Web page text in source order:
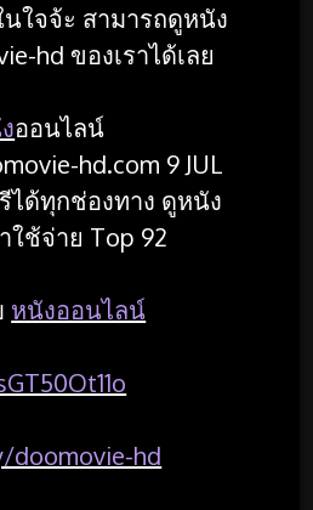
ใจจ้ะ สามารถดูหนัง
hd ของเราได้เลย
ออนไลน์
hd.com 9 JUL
ได้ทุกช่องทาง ดูหนัง
ช้จ่าย Top 92
หนังออนไลน์
doomovie-hd